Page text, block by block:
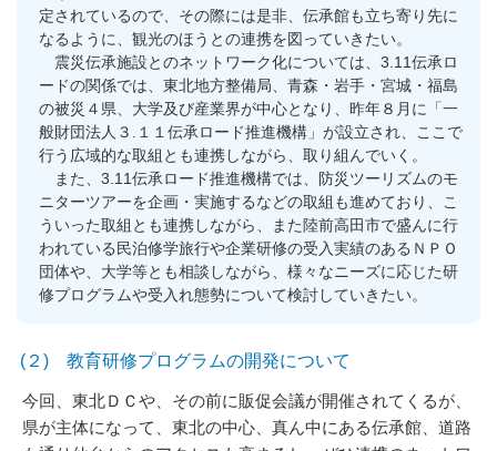
定されているので、その際には是非、伝承館も立ち寄り先に
なるように、観光のほうとの連携を図っていきたい。
震災伝承施設とのネットワーク化については、3.11伝承ロ
ードの関係では、東北地方整備局、青森・岩手・宮城・福島
の被災４県、大学及び産業界が中心となり、昨年８月に「一
般財団法人３.１１伝承ロード推進機構」が設立され、ここで
行う広域的な取組とも連携しながら、取り組んでいく。
また、3.11伝承ロード推進機構では、防災ツーリズムのモ
ニターツアーを企画・実施するなどの取組も進めており、こ
ういった取組とも連携しながら、また陸前高田市で盛んに行
われている民泊修学旅行や企業研修の受入実績のあるＮＰＯ
団体や、大学等とも相談しながら、様々なニーズに応じた研
修プログラムや受入れ態勢について検討していきたい。
(２) 教育研修プログラムの開発について
今回、東北ＤＣや、その前に販促会議が開催されてくるが、
県が主体になって、東北の中心、真ん中にある伝承館、道路